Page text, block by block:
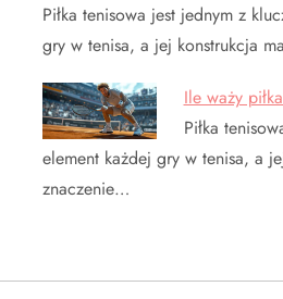
Piłka tenisowa jest jednym z
gry w tenisa, a jej konstrukcja
Ile waży
Piłka
element każdej gry w tenisa, a
znaczenie…